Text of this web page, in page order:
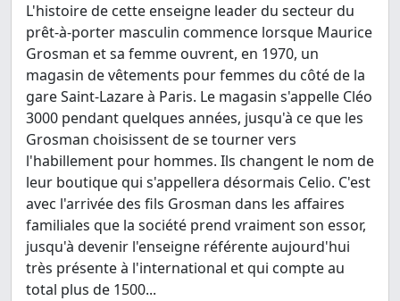
L'histoire de cette enseigne leader du secteur du
prêt-à-porter masculin commence lorsque Maurice
Grosman et sa femme ouvrent, en 1970, un
magasin de vêtements pour femmes du côté de la
gare Saint-Lazare à Paris. Le magasin s'appelle Cléo
3000 pendant quelques années, jusqu'à ce que les
Grosman choisissent de se tourner vers
l'habillement pour hommes. Ils changent le nom de
leur boutique qui s'appellera désormais Celio. C'est
avec l'arrivée des fils Grosman dans les affaires
familiales que la société prend vraiment son essor,
jusqu'à devenir l'enseigne référente aujourd'hui
très présente à l'international et qui compte au
total plus de 1500...